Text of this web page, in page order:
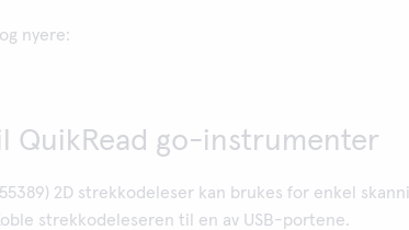
nyere:
QuikRead go-instrumenter
2D strekkodeleser kan brukes for enkel
strekkodeleseren til en av USB-portene.